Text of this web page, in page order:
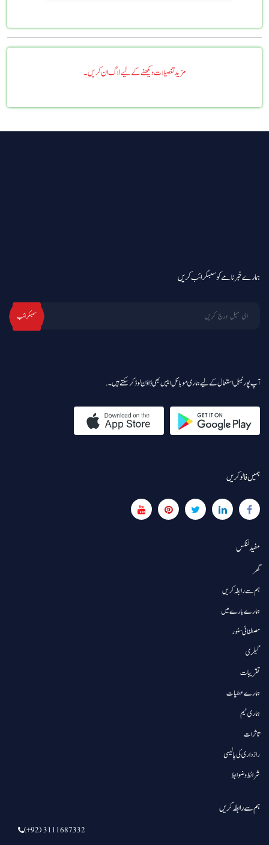
مزید تفصیلات دیکھنے کے لیے لاگ ان کریں۔
ہمارے خبرنامے کو سبسکرائب کریں
سبسکرائب
آپ پورٹیبل استعمال کے لیے ہماری موبائل ایپس بھی ڈاؤن لوڈ کر سکتے ہیں۔.
ہمیں فالو کریں
مفید لنکس
گھر
ہم سے رابطہ کریں
ہمارے بارے میں
مصطفائی سٹور
گیلری
تقریبات
ہمارے عطیات
ہماری ٹیم
تاثرات
رازداری کی پالیسی
شرائط و ضوابط
ہم سے رابطہ کریں
(+92) 3111687332